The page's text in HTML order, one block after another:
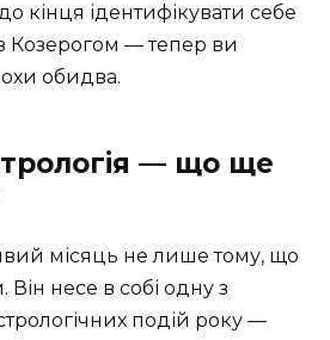
кінця ідентифікувати себе
з Козерогом — тепер ви
обидва.
— що ще
місяць не лише тому, що
несе в собі одну з
подій року —